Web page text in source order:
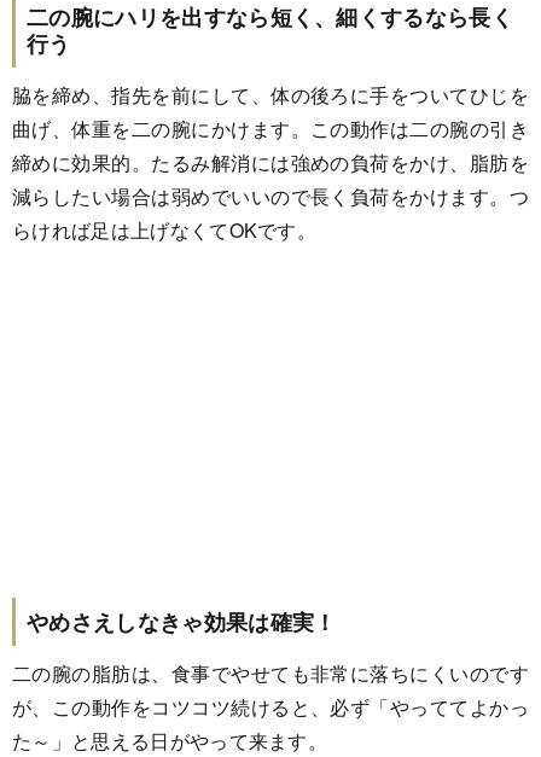
二の腕にハリを出すなら短く、細くするなら長く
行う
脇を締め、指先を前にして、体の後ろに手をついてひじを
曲げ、体重を二の腕にかけます。この動作は二の腕の引き
締めに効果的。たるみ解消には強めの負荷をかけ、脂肪を
減らしたい場合は弱めでいいので長く負荷をかけます。つ
らければ足は上げなくてOKです。
やめさえしなきゃ効果は確実！
二の腕の脂肪は、食事でやせても非常に落ちにくいのです
が、この動作をコツコツ続けると、必ず「やっててよかっ
た～」と思える日がやって来ます。